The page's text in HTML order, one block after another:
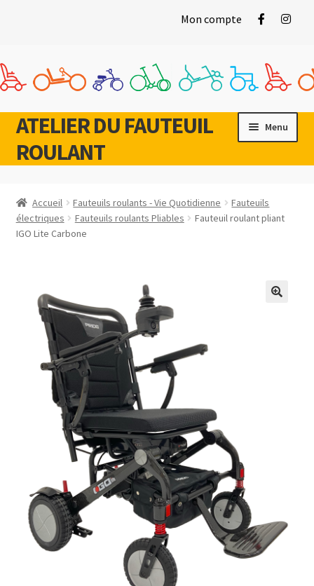
Mon compte
Aller
à
la
Aller
au
contenu
ATELIER DU FAUTEUIL
ROULANT
Menu
Gamme Vie Quotidienne
Ouvrir
menu
Occasions
Accueil Fauteuils roulants - Vie Quotidienne
Fauteuils
électriques
Fauteuils roulants Pliables
Fauteuil roulant pliant
IGO Lite Carbone